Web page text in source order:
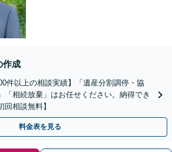
作成
件以上の相談実績】「遺産分割調停・協
「相続放棄」はお任せください。納得でき
相談無料】
料金表を見る